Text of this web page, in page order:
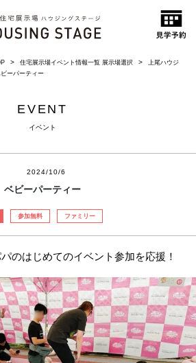
住宅展示場イベント情報一覧 展示場選択
上尾ハウジ
ーパーティー
EVENT
イベント
2024/10/6
ベビーパーティー
参加無料 ファミリー
のはじめてのイベント参加を応援！